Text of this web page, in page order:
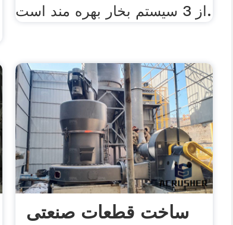
از 3 سیستم بخار بهره مند است.
ساخت قطعات صنعتی